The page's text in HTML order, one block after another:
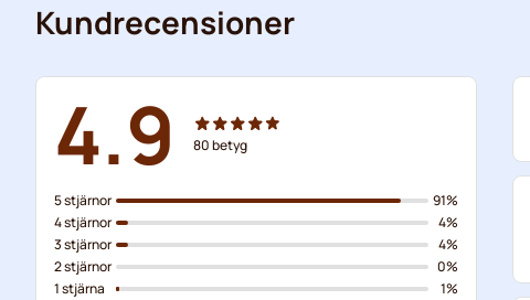
Kundrecensioner
4.9 80betyg
5 stjärnor
4 stjärnor
3 stjärnor
2 stjärnor
1 stjärna
91%
4%
4%
0%
1%